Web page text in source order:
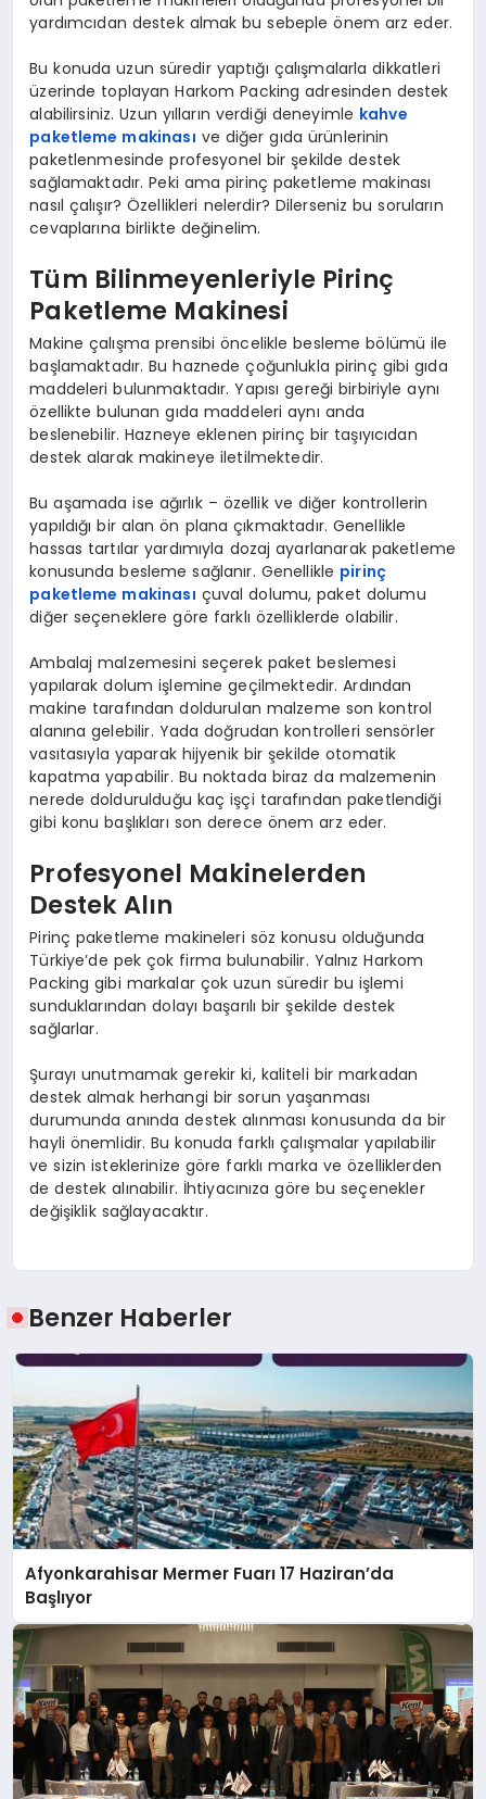
yardımcıdan destek almak bu sebeple önem arz eder.
Bu konuda uzun süredir yaptığı çalışmalarla dikkatleri
üzerinde toplayan Harkom Packing adresinden destek
alabilirsiniz. Uzun yılların verdiği deneyimle kahve
paketleme makinası ve diğer gıda ürünlerinin
paketlenmesinde profesyonel bir şekilde destek
sağlamaktadır. Peki ama pirinç paketleme makinası
nasıl çalışır? Özellikleri nelerdir? Dilerseniz bu soruların
cevaplarına birlikte değinelim.
Tüm Bilinmeyenleriyle Pirinç
Paketleme Makinesi
Makine çalışma prensibi öncelikle besleme bölümü ile
başlamaktadır. Bu haznede çoğunlukla pirinç gibi gıda
maddeleri bulunmaktadır. Yapısı gereği birbiriyle aynı
özellikte bulunan gıda maddeleri aynı anda
beslenebilir. Hazneye eklenen pirinç bir taşıyıcıdan
destek alarak makineye iletilmektedir.
Bu aşamada ise ağırlık – özellik ve diğer kontrollerin
yapıldığı bir alan ön plana çıkmaktadır. Genellikle
hassas tartılar yardımıyla dozaj ayarlanarak paketleme
konusunda besleme sağlanır. Genellikle pirinç
paketleme makinası çuval dolumu, paket dolumu
diğer seçeneklere göre farklı özelliklerde olabilir.
Ambalaj malzemesini seçerek paket beslemesi
yapılarak dolum işlemine geçilmektedir. Ardından
makine tarafından doldurulan malzeme son kontrol
alanına gelebilir. Yada doğrudan kontrolleri sensörler
vasıtasıyla yaparak hijyenik bir şekilde otomatik
kapatma yapabilir. Bu noktada biraz da malzemenin
nerede doldurulduğu kaç işçi tarafından paketlendiği
gibi konu başlıkları son derece önem arz eder.
Profesyonel Makinelerden
Destek Alın
Pirinç paketleme makineleri söz konusu olduğunda
Türkiye’de pek çok firma bulunabilir. Yalnız Harkom
Packing gibi markalar çok uzun süredir bu işlemi
sunduklarından dolayı başarılı bir şekilde destek
sağlarlar.
Şurayı unutmamak gerekir ki, kaliteli bir markadan
destek almak herhangi bir sorun yaşanması
durumunda anında destek alınması konusunda da bir
hayli önemlidir. Bu konuda farklı çalışmalar yapılabilir
ve sizin isteklerinize göre farklı marka ve özelliklerden
de destek alınabilir. İhtiyacınıza göre bu seçenekler
değişiklik sağlayacaktır.
Benzer Haberler
Afyonkarahisar Mermer Fuarı 17 Haziran’da
Başlıyor